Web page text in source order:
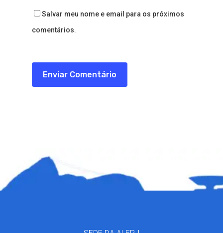
Salvar meu nome e email para os próximos
comentários.